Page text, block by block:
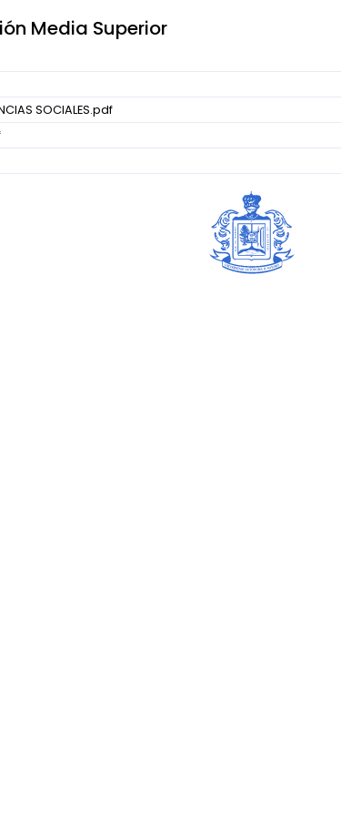
Media Superior
SOCIALES.pdf